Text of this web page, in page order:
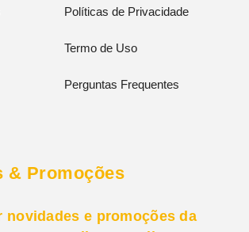
Políticas de Privacidade
Termo de Uso
Perguntas Frequentes
& Promoções
novidades e promoções da